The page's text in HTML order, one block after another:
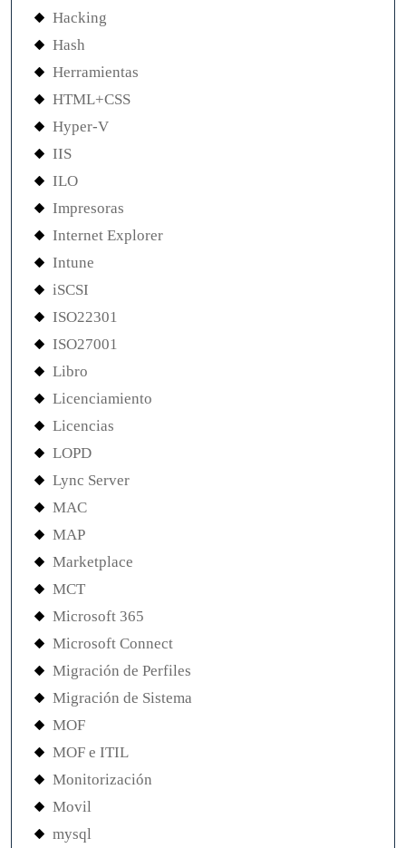
Hacking
Hash
Herramientas
HTML+CSS
Hyper-V
IIS
ILO
Impresoras
Internet Explorer
Intune
iSCSI
ISO22301
ISO27001
Libro
Licenciamiento
Licencias
LOPD
Lync Server
MAC
MAP
Marketplace
MCT
Microsoft 365
Microsoft Connect
Migración de Perfiles
Migración de Sistema
MOF
MOF e ITIL
Monitorización
Movil
mysql